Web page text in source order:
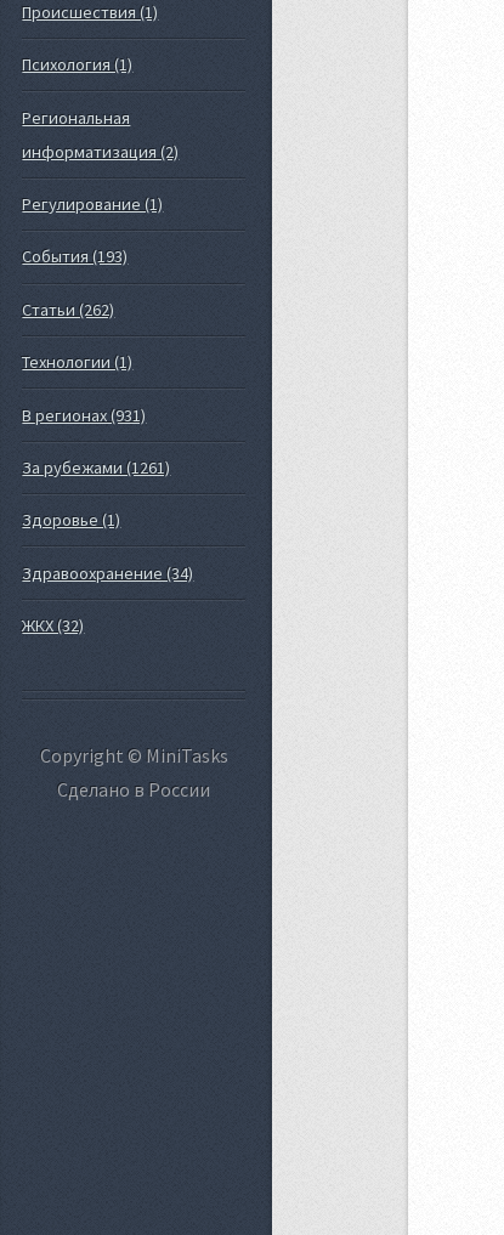
Происшествия (1)
Психология (1)
Региональная
информатизация (2)
Регулирование (1)
События (193)
Статьи (262)
Технологии (1)
В регионах (931)
За рубежами (1261)
Здоровье (1)
Здравоохранение (34)
ЖКХ (32)
Copyright © MiniTasks
Сделано в России